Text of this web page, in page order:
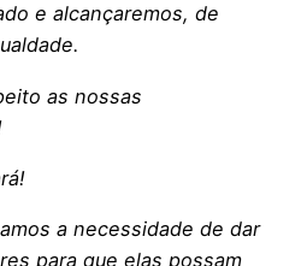
e alcançaremos, de
as nossas
a necessidade de dar
para que elas possam